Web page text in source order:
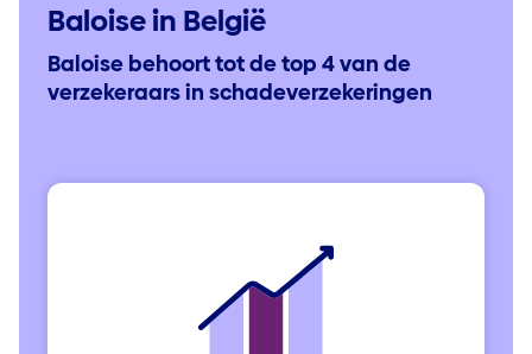
Baloise in België
Baloise behoort tot de top 4 van de
verzekeraars in schadeverzekeringen